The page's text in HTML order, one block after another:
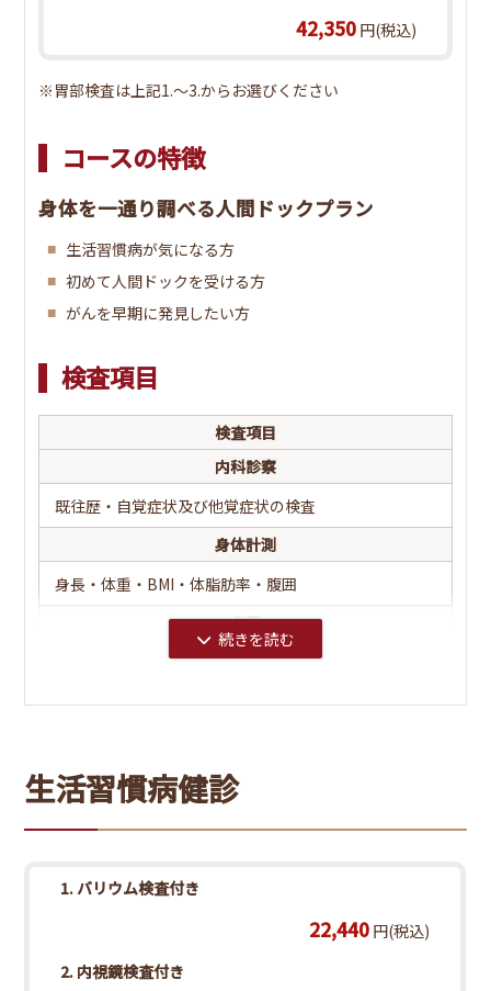
42,350円(税込)
※胃部検査は上記1.～3.からお選びください
コースの特徴
身体を一通り調べる人間ドックプラン
生活習慣病が気になる方
初めて人間ドックを受ける方
がんを早期に発見したい方
検査項目
検査項目
内科診察
既往歴・自覚症状及び他覚症状の検査
身体計測
身長・体重・BMI・体脂肪率・腹囲
血圧
視力
聴力
蛋白・潜血・糖・PH・比重・尿沈渣
脂質代謝
生活習慣病健診
1. バリウム検査付き
22,440 円(税込)
2. 内視鏡検査付き